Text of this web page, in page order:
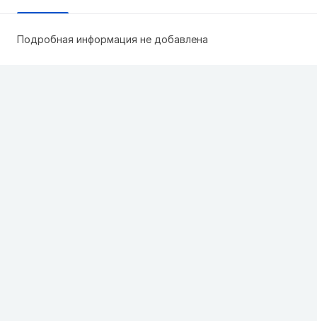
Подробная информация не добавлена